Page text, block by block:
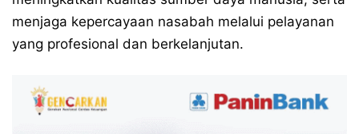
menjaga kepercayaan nasabah melalui pelayanan
yang profesional dan berkelanjutan.